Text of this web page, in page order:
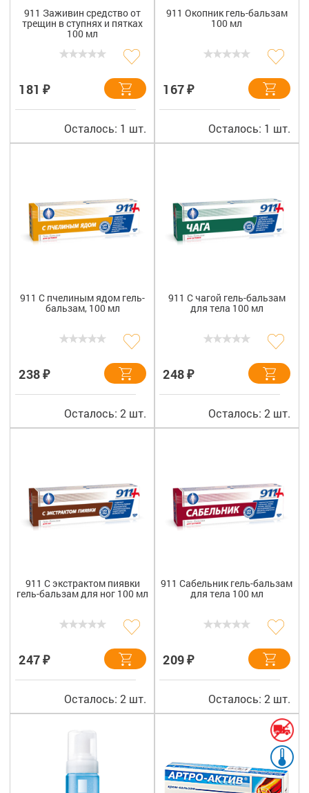
911 Заживин средство от
трещин в ступнях и пятках
100 мл
181 ₽
Осталось: 1 шт.
911 Окопник гель-бальзам
100 мл
167₽
Осталось: 1 шт.
911 С пчелиным ядом гель-
бальзам, 100 мл
238₽
Осталось: 2 шт.
911 С чагой гель-бальзам
для тела 100 мл
248₽
Осталось: 2 шт.
911 С экстрактом пиявки
гель-бальзам для ног 100 мл
247₽
Осталось: 2 шт.
911 Сабельник гель-бальзам
для тела 100 мл
209₽
Осталось: 2 шт.